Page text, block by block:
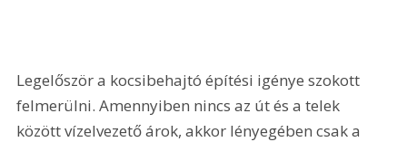
Legelőször a kocsibehajtó építési igénye szokott
felmerülni. Amennyiben nincs az út és a telek
között vízelvezető árok, akkor lényegében csak a